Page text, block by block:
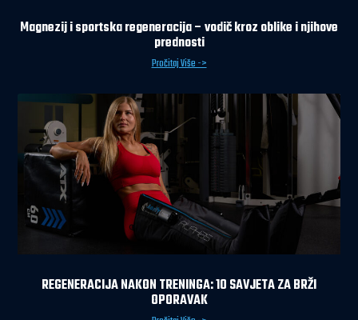
Magnezij i sportska regeneracija – vodič kroz oblike i njihove
prednosti
Pročitaj Više ->
REGENERACIJA NAKON TRENINGA: 10 SAVJETA ZA BRŽI
OPORAVAK